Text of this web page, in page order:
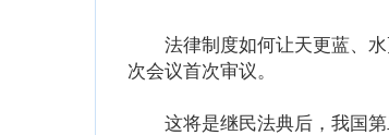
法律制度如何让天更蓝、水
次会议首次审议。
这将是继民法典后，我国第